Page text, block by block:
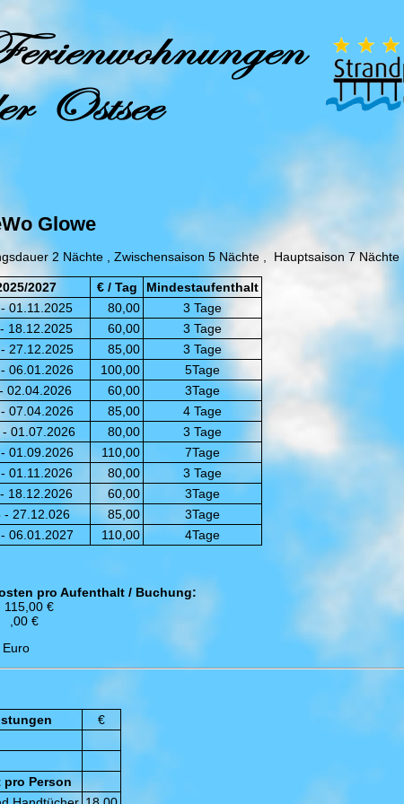
Glowe
2 Nächte , Zwischensaison 5 Nächte , Hauptsaison 7 Nächte
2027 € / Tag
Mindestaufenthalt
01.11.2025
80,00
3 Tage
18.12.2025
60,00
3 Tage
27.12.2025
85,00
3 Tage
06.01.2026
100,00
5Tage
02.04.2026
60,00
3Tage
07.04.2026
85,00
4 Tage
01.07.2026
80,00
3 Tage
01.09.2026
110,00
7Tage
01.11.2026
80,00
3 Tage
18.12.2026
60,00
3Tage
- 27.12.026
85,00
3Tage
06.01.2027
110,00 4Tage
pro Aufenthalt / Buchung:
€
,00 €
€
pro Person